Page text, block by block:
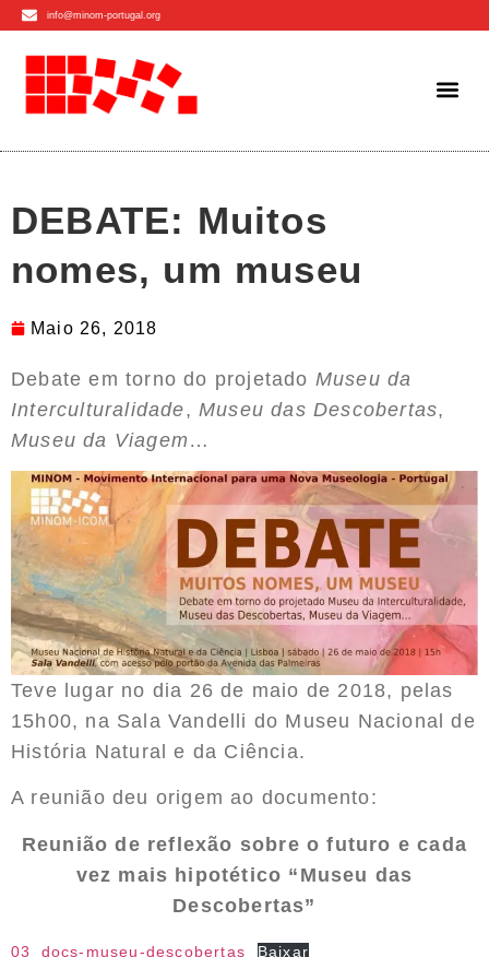
info@minom-portugal.org
DEBATE: Muitos
nomes, um museu
Maio 26, 2018
Debate em torno do projetado Museu da
Interculturalidade, Museu das Descobertas,
Museu da Viagem …
Teve lugar no dia 26 de maio de 2018, pelas
15h00, na Sala Vandelli do Museu Nacional de
História Natural e da Ciência.
A reunião deu origem ao documento:
Reunião de reflexão sobre o futuro e cada
vez mais hipotético “Museu das
Descobertas”
03_docs-museu-descobertas Baixar